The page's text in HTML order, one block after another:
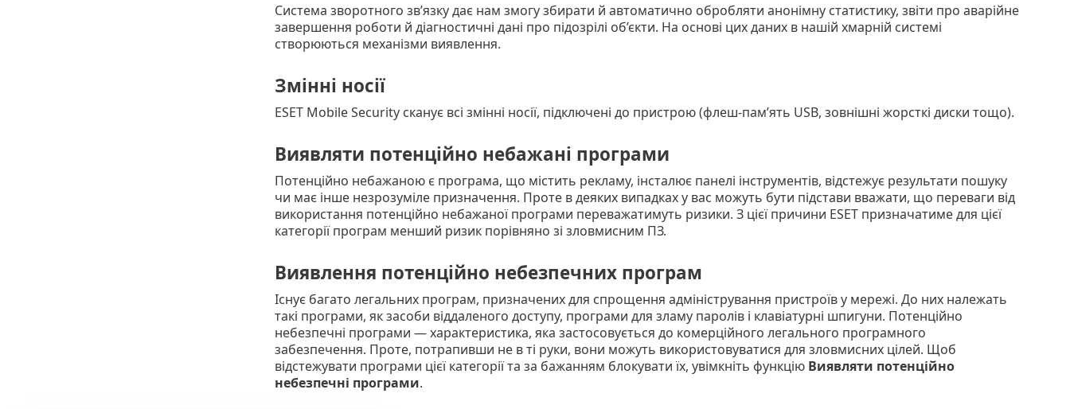
Система зворотного зв’язку дає нам змогу збирати й автоматично обробляти анонімну статистику, звіти про аварійне
завершення роботи й діагностичні дані про підозрілі об’єкти. На основі цих даних в нашій хмарній системі
створюються механізми виявлення.
Змінні носії
ESET Mobile Security сканує всі змінні носії, підключені до пристрою (флеш-пам’ять USB, зовнішні жорсткі диски тощо).
Виявляти потенційно небажані програми
Потенційно небажаною є програма, що містить рекламу, інсталює панелі інструментів, відстежує результати пошуку
чи має інше незрозуміле призначення. Проте в деяких випадках у вас можуть бути підстави вважати, що переваги від
використання потенційно небажаної програми переважатимуть ризики. З цієї причини ESET призначатиме для цієї
категорії програм менший ризик порівняно зі зловмисним ПЗ.
Виявлення потенційно небезпечних програм
Існує багато легальних програм, призначених для спрощення адміністрування пристроїв у мережі. До них належать
такі програми, як засоби віддаленого доступу, програми для зламу паролів і клавіатурні шпигуни. Потенційно
небезпечні програми — характеристика, яка застосовується до комерційного легального програмного
забезпечення. Проте, потрапивши не в ті руки, вони можуть використовуватися для зловмисних цілей. Щоб
відстежувати програми цієї категорії та за бажанням блокувати їх, увімкніть функцію Виявляти потенційно
небезпечні програми.